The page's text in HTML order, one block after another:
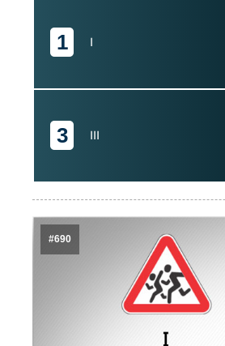
1 I
3 III
#690